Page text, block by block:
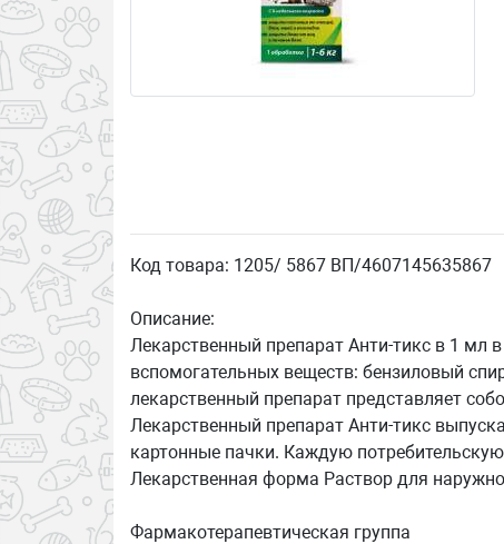
Код товара: 1205/ 5867 ВП/4607145635867
Описание:
Лекарственный препарат Анти-тикс в 1 мл
вспомогательных веществ: бензиловый
лекарственный препарат представляет
Лекарственный препарат Анти-тикс
картонные пачки. Каждую
Лекарственная форма Раствор для
Фармакотерапевтическая группа